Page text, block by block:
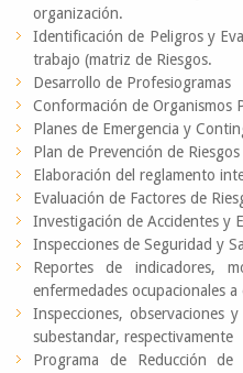
organización.
Identificación de Peligros y
trabajo (matriz de Riesgos.
Desarrollo de Profesiogramas
Conformación de Organismos
Planes de Emergencia y
Plan de Prevención de
Elaboración del reglamento
Evaluación de Factores de
Investigación de Accidentes y
Inspecciones de Seguridad y
Reportes de indicadores,
enfermedades ocupacionales
Inspecciones, observaciones
subestandar, respectivamente
Programa de Reducción